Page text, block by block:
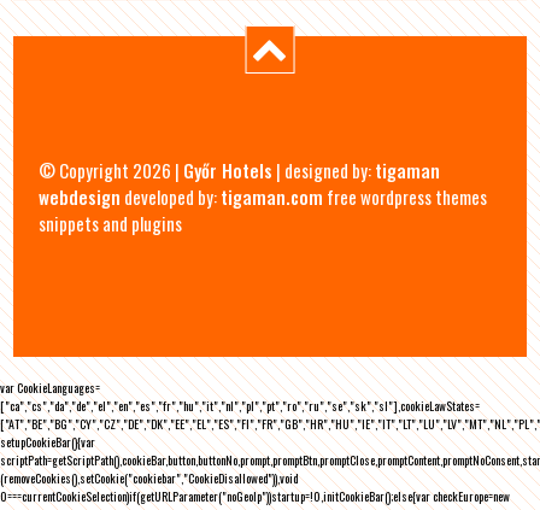
© Copyright 2026 | Győr Hotels | designed by:tigaman
webdesign developed by:tigaman.com free wordpress themes
snippets and plugins
var CookieLanguages=
["ca","cs","da","de","el","en","es","fr","hu","it","nl","pl","pt","ro","ru","se","sk","sl"],cookieLawStates=
setupCookieBar(){var
(removeCookies(),setCookie("cookiebar","CookieDisallowed")),void
0===currentCookieSelection)if(getURLParameter("noGeoIp"))startup=!0,initCookieBar();else{var checkEurope=new